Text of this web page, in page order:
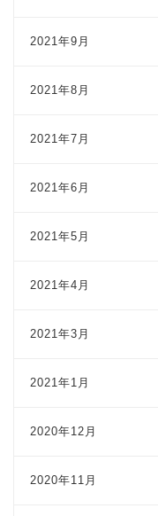
2021年9月
2021年8月
2021年7月
2021年6月
2021年5月
2021年4月
2021年3月
2021年1月
2020年12月
2020年11月